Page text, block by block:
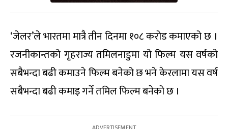
‘जेलर’ले भारतमा मात्रै तीन दिनमा १०८ करोड कमाएको छ ।
रजनीकान्तको गृहराज्य तमिलनाडुमा यो फिल्म यस वर्षको
सबैभन्दा बढी कमाउने फिल्म बनेको छ भने केरलामा यस वर्ष
सबैभन्दा बढी कमाइ गर्ने तमिल फिल्म बनेको छ ।